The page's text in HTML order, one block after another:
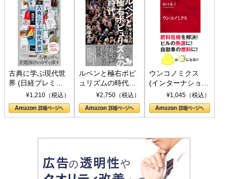
古典に学ぶ現代世
界 (日経プレミア
シリーズ)¥1,210（税込）
ルペンと極右ポピ
ュリズムの時代：
〈ヤヌス〉の二つ
の顔
¥2,750（税込）
ウンコノミクス
(インターナショナ
ル新書)¥1,045（税込）